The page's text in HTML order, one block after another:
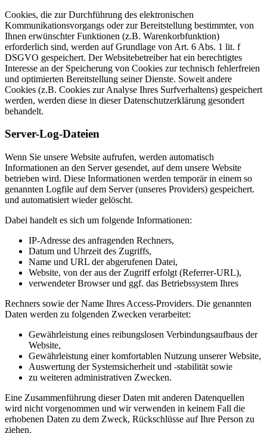
Cookies, die zur Durchführung des elektronischen
Kommunikationsvorgangs oder zur Bereitstellung bestimmter, von
Ihnen erwünschter Funktionen (z.B. Warenkorbfunktion)
erforderlich sind, werden auf Grundlage von Art. 6 Abs. 1 lit. f
DSGVO gespeichert. Der Websitebetreiber hat ein berechtigtes
Interesse an der Speicherung von Cookies zur technisch fehlerfreien
und optimierten Bereitstellung seiner Dienste. Soweit andere
Cookies (z.B. Cookies zur Analyse Ihres Surfverhaltens) gespeichert
werden, werden diese in dieser Datenschutzerklärung gesondert
behandelt.
Server-Log-Dateien
Wenn Sie unsere Website aufrufen, werden automatisch
Informationen an den Server gesendet, auf dem unsere Website
betrieben wird. Diese Informationen werden temporär in einem so
genannten Logfile auf dem Server (unseres Providers) gespeichert.
und automatisiert wieder gelöscht.
Dabei handelt es sich um folgende Informationen:
IP-Adresse des anfragenden Rechners,
Datum und Uhrzeit des Zugriffs,
Name und URL der abgerufenen Datei,
Website, von der aus der Zugriff erfolgt (Referrer-URL),
verwendeter Browser und ggf. das Betriebssystem Ihres
Rechners sowie der Name Ihres Access-Providers. Die genannten
Daten werden zu folgenden Zwecken verarbeitet:
Gewährleistung eines reibungslosen Verbindungsaufbaus der
Website,
Gewährleistung einer komfortablen Nutzung unserer Website,
Auswertung der Systemsicherheit und -stabilität sowie
zu weiteren administrativen Zwecken.
Eine Zusammenführung dieser Daten mit anderen Datenquellen
wird nicht vorgenommen und wir verwenden in keinem Fall die
erhobenen Daten zu dem Zweck, Rückschlüsse auf Ihre Person zu
ziehen.